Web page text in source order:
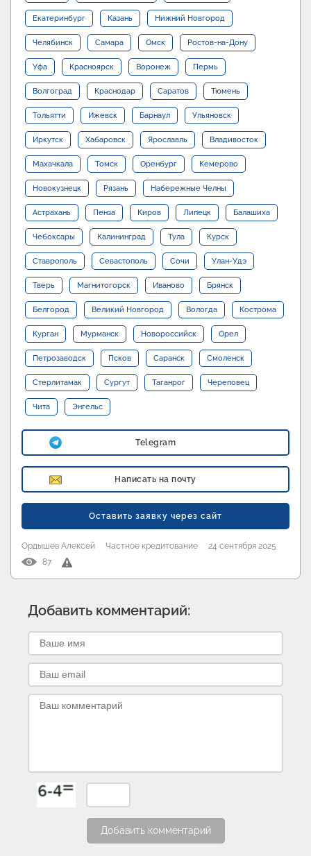
Екатеринбург Казань Нижний Новгород
Челябинск Самара Омск Ростов-на-Дону
Уфа Красноярск Воронеж Пермь
Волгоград Краснодар Саратов Тюмень
Тольятти Ижевск Барнаул Ульяновск
Иркутск Хабаровск Ярославль Владивосток
Махачкала Томск Оренбург Кемерово
Новокузнецк Рязань Набережные Челны
Астрахань Пенза Киров Липецк Балашиха
Чебоксары Калининград Тула Курск
Ставрополь Севастополь Сочи Улан-Удэ
Тверь Магнитогорск Иваново Брянск
Белгород Великий Новгород Вологда Кострома
Курган Мурманск Новороссийск Орел
Петрозаводск Псков Саранск Смоленск
Стерлитамак Сургут Таганрог Череповец
Чита Энгельс
Telegram
Написать на почту
Оставить заявку через сайт
Ордышев Алексей Частное кредитование
24 сентября 2025
87
Добавить комментарий:
Добавить комментарий